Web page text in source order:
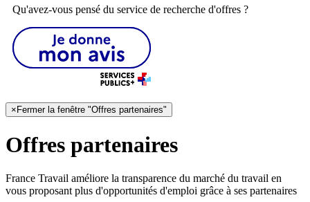
Qu'avez-vous pensé du service de recherche d'offres ?
× Fermer la fenêtre "Offres partenaires"
Offres partenaires
France Travail améliore la transparence du marché du travail en
vous proposant plus d'opportunités d'emploi grâce à ses partenaires